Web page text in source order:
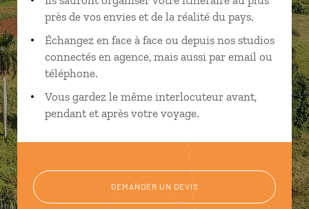
près de vos envies et de la réalité du pays.
Échangez en face à face ou depuis nos studios
connectés en agence, mais aussi par email ou
téléphone.
Vous gardez le même interlocuteur avant,
pendant et après votre voyage.
DEMANDER UN DEVIS